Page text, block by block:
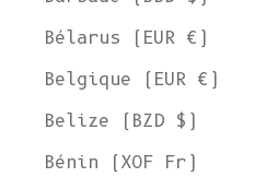
Bélarus (EUR €)
Belgique (EUR €)
Belize (BZD $)
Bénin (XOF Fr)